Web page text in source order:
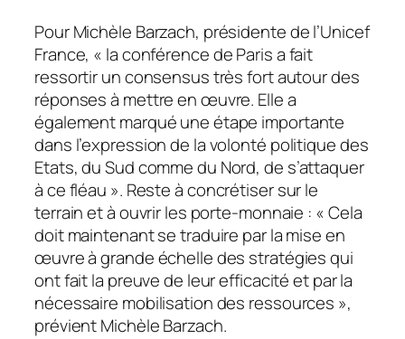
Pour Michèle Barzach, présidente de l’Unicef
France, « la conférence de Paris a fait
ressortir un consensus très fort autour des
réponses à mettre en œuvre. Elle a
également marqué une étape importante
dans l’expression de la volonté politique des
Etats, du Sud comme du Nord, de s’attaquer
à ce fléau ». Reste à concrétiser sur le
terrain et à ouvrir les porte-monnaie : « Cela
doit maintenant se traduire par la mise en
œuvre à grande échelle des stratégies qui
ont fait la preuve de leur efficacité et par la
nécessaire mobilisation des ressources »,
prévient Michèle Barzach.